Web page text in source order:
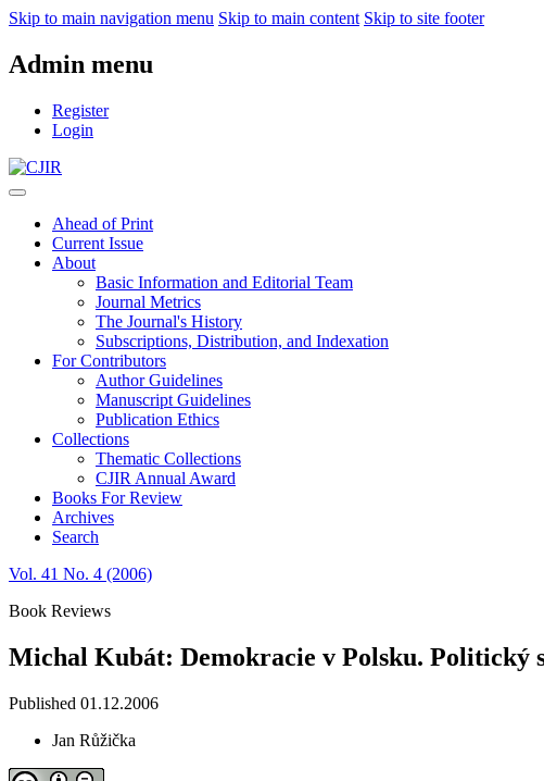
Skip to main navigation menu Skip to main content Skip to site footer
Admin menu
Register
Login
Ahead of Print
Current Issue
About
Basic Information and Editorial Team
Journal Metrics
The Journal's History
Subscriptions, Distribution, and Indexation
For Contributors
Author Guidelines
Manuscript Guidelines
Publication Ethics
Collections
Thematic Collections
CJIR Annual Award
Books For Review
Archives
Search
Vol. 41 No. 4 (2006)
Book Reviews
Michal Kubát: Demokracie v Polsku. Politický
Published 01.12.2006
Jan Růžička